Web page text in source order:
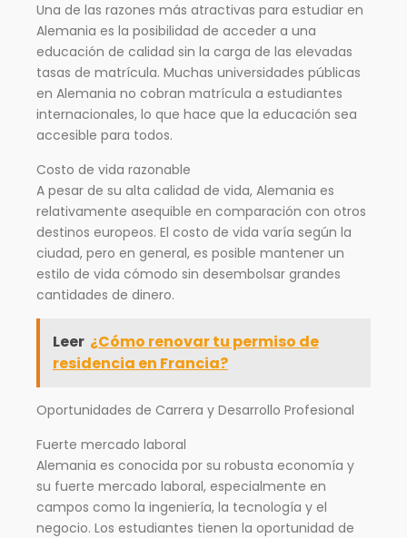
Una de las razones más atractivas para estudiar en
Alemania es la posibilidad de acceder a una
educación de calidad sin la carga de las elevadas
tasas de matrícula. Muchas universidades públicas
en Alemania no cobran matrícula a estudiantes
internacionales, lo que hace que la educación sea
accesible para todos.
Costo de vida razonable
A pesar de su alta calidad de vida, Alemania es
relativamente asequible en comparación con otros
destinos europeos. El costo de vida varía según la
ciudad, pero en general, es posible mantener un
estilo de vida cómodo sin desembolsar grandes
cantidades de dinero.
Leer ¿Cómo renovar tu permiso de
residencia en Francia?
Oportunidades de Carrera y Desarrollo Profesional
Fuerte mercado laboral
Alemania es conocida por su robusta economía y
su fuerte mercado laboral, especialmente en
campos como la ingeniería, la tecnología y el
negocio. Los estudiantes tienen la oportunidad de